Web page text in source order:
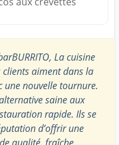
La cuisine
aiment dans la
une nouvelle tournure.
saine aux
rapide. Ils se
d’offrir une